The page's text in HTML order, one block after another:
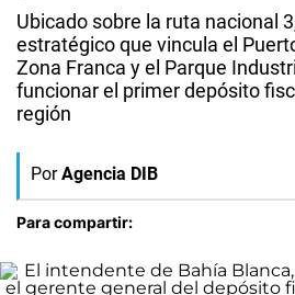
Ubicado sobre la ruta nacional
estratégico que vincula el
Zona Franca y el Parque
funcionar el primer depósito
región
Por Agencia DIB
Para compartir: